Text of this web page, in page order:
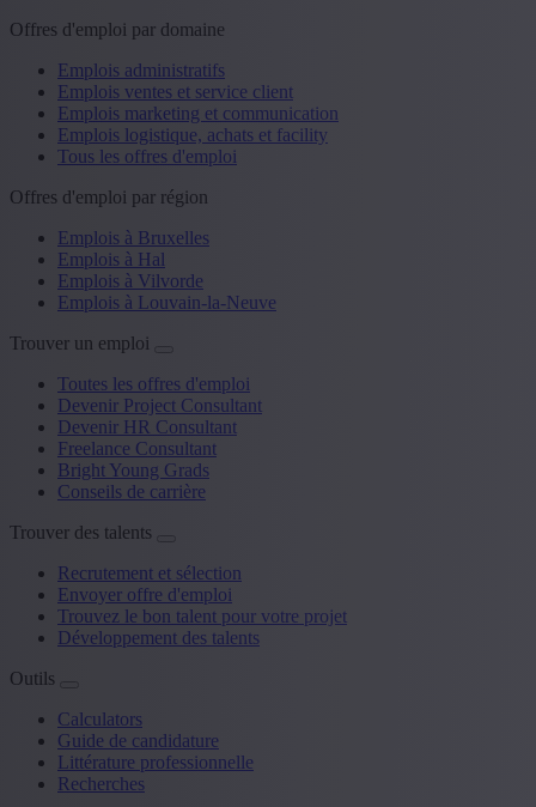
Offres d'emploi par domaine
Emplois administratifs
Emplois ventes et service client
Emplois marketing et communication
Emplois logistique, achats et facility
Tous les offres d'emploi
Offres d'emploi par région
Emplois à Bruxelles
Emplois à Hal
Emplois à Vilvorde
Emplois à Louvain-la-Neuve
Trouver un emploi
Toutes les offres d'emploi
Devenir Project Consultant
Devenir HR Consultant
Freelance Consultant
Bright Young Grads
Conseils de carrière
Trouver des talents
Recrutement et sélection
Envoyer offre d'emploi
Trouvez le bon talent pour votre projet
Développement des talents
Outils
Calculators
Guide de candidature
Littérature professionnelle
Recherches